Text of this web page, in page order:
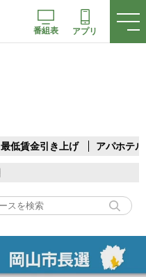
番組表 アプリ
最低賃金引き上げ アパホテル